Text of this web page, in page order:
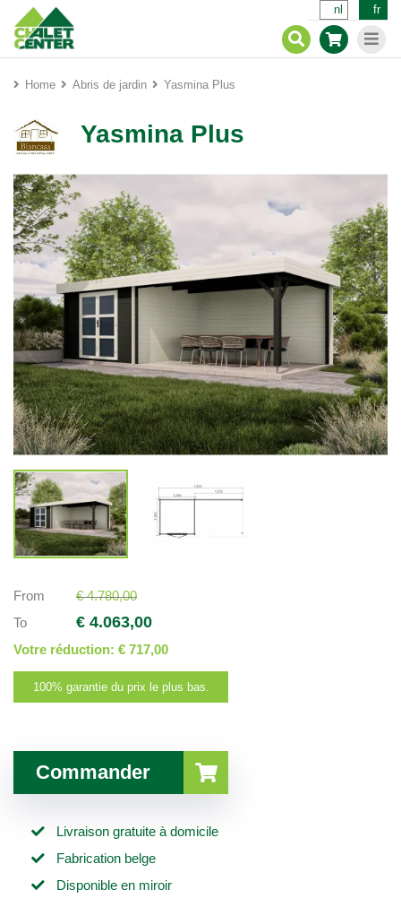
nl fr
Home Abris de jardin Yasmina Plus
Yasmina Plus
From
€ 4.780,00
To
€ 4.063,00
Votre réduction: € 717,00
100% garantie du prix le plus bas.
Commander
Livraison gratuite à domicile
Fabrication belge
Disponible en miroir